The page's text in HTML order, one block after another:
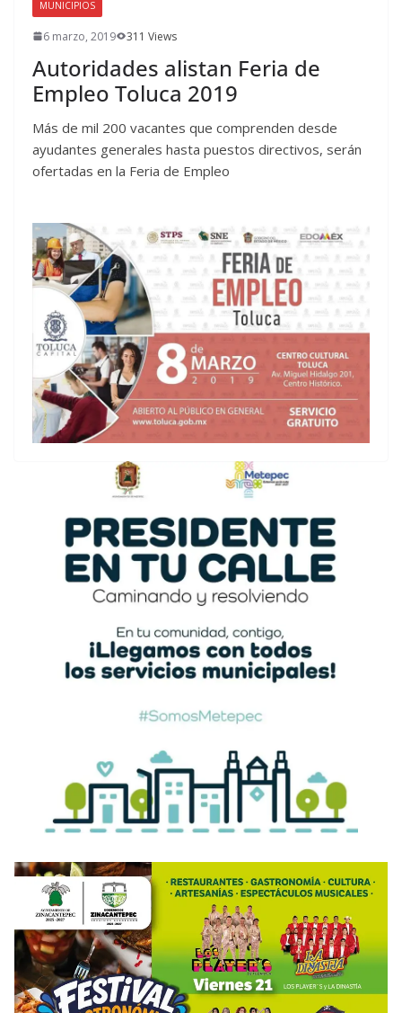
MUNICIPIOS
6 marzo, 2019 311 Views
Autoridades alistan Feria de
Empleo Toluca 2019
Más de mil 200 vacantes que comprenden desde
ayudantes generales hasta puestos directivos, serán
ofertadas en la Feria de Empleo